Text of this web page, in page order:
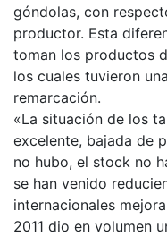
góndolas, con
productor. Esta
toman los productos
los cuales tuvieron
remarcación.
«La situación de los
excelente, bajada de
no hubo, el stock no
se han venido
internacionales
2011 dio en volumen